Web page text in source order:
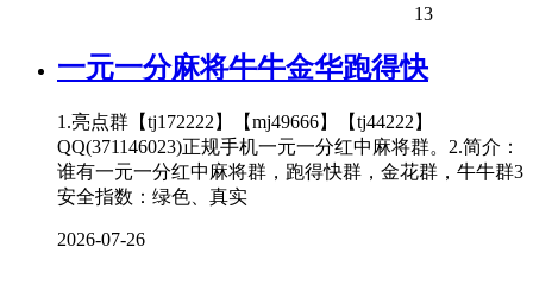
13
一元一分麻将牛牛金华跑得快
1.亮点群【tj172222】【mj49666】【tj44222】
QQ(371146023)正规手机一元一分红中麻将群。2.简介：
谁有一元一分红中麻将群，跑得快群，金花群，牛牛群3
安全指数：绿色、真实
2026-07-26